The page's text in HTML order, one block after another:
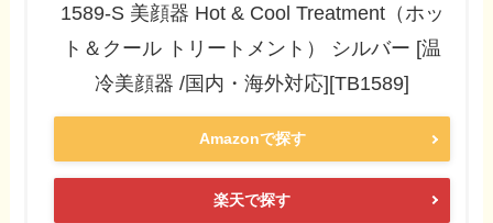
1589-S 美顔器 Hot & Cool Treatment（ホッ
ト＆クール トリートメント） シルバー [温
冷美顔器 /国内・海外対応][TB1589]
Amazonで探す
楽天で探す